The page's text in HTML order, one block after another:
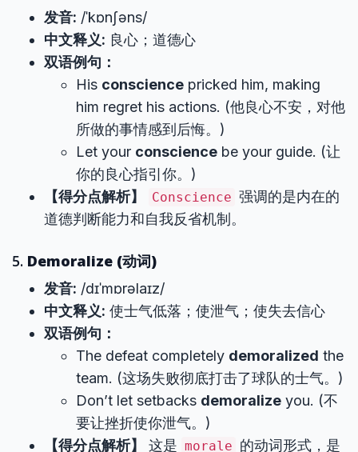
发音: /ˈkɒnʃəns/
中文释义: 良心；道德心
双语例句：
His conscience pricked him, making
him regret his actions. (他良心不安，对他
所做的事情感到后悔。)
Let your conscience be your guide. (让
你的良心指引你。)
【得分点解析】
Conscience 强调的是内在的
道德判断能力和自我反省机制。
5. Demoralize (动词)
发音: /dɪˈmɒrəlaɪz/
中文释义: 使士气低落；使泄气；使失去信心
双语例句：
The defeat completely demoralized the
team. (这场失败彻底打击了球队的士气。)
Don’t let setbacks demoralize you. (不
要让挫折使你泄气。)
【得分点解析】
这是 morale 的动词形式，是